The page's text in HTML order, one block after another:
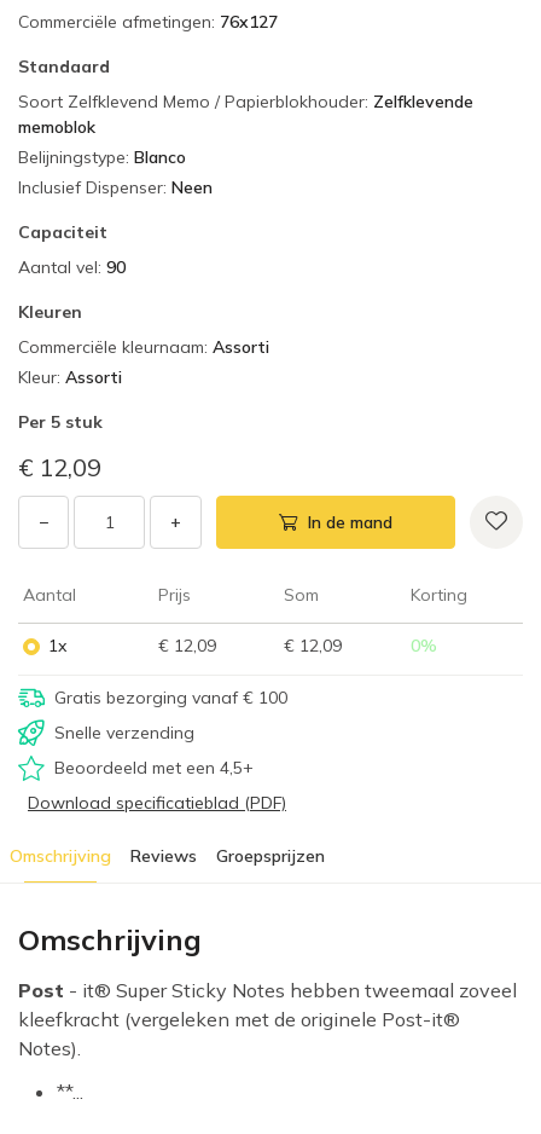
Commerciële afmetingen: 76x127
Standaard
Soort Zelfklevend Memo / Papierblokhouder: Zelfklevende
memoblok
Belijningstype: Blanco
Inclusief Dispenser: Neen
Capaciteit
Aantal vel: 90
Kleuren
Commerciële kleurnaam: Assorti
Kleur: Assorti
Per 5 stuk
€ 12,09
− + In de mand
Aantal Prijs Som Korting
1x € 12,09 € 12,09 0%
Gratis bezorging vanaf € 100
Snelle verzending
Beoordeeld met een 4,5+
Download specificatieblad (PDF)
Omschrijving Reviews Groepsprijzen
Omschrijving
Post - it® Super Sticky Notes hebben tweemaal zoveel
kleefkracht (vergeleken met de originele Post-it®
Notes).
**...